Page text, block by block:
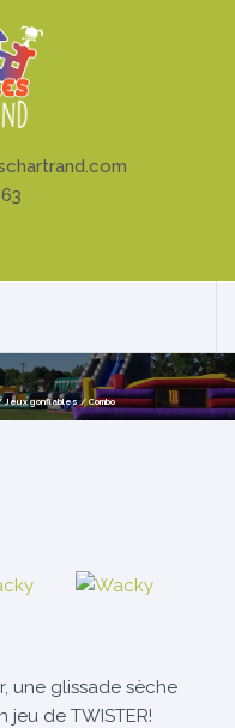
Jeux gonflables/ Combo
une glissade sèche
de TWISTER!